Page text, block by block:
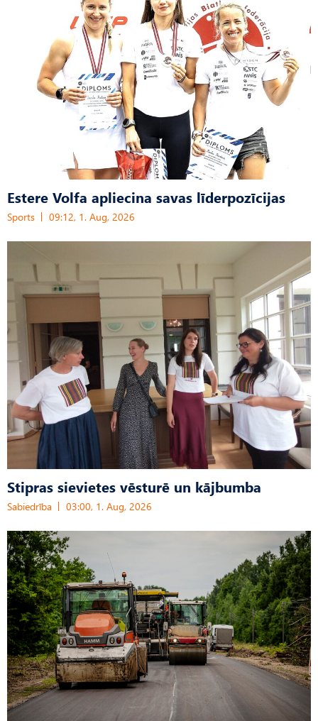
Estere Volfa apliecina savas līderpozīcijas
Sports 09:12, 1. Aug, 2026
Stipras sievietes vēsturē un kājbumba
Sabiedrība 03:00, 1. Aug, 2026